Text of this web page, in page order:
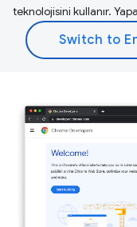
teknolojisini kullanır.